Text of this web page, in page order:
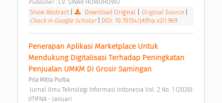
Publisher : CV. SINAR HOWUHOWU
Show Abstract
Download Original Original Source
Check in Google Scholar
DOI: 10.70134/jitifna.v2i1.969
Penerapan Aplikasi Marketplace Untuk
Mendukung Digitalisasi Terhadap Peningkatan
Penjualan UMKM Di Grosir Samingan
Pria Mitra Purba
JITIFNA - Januari